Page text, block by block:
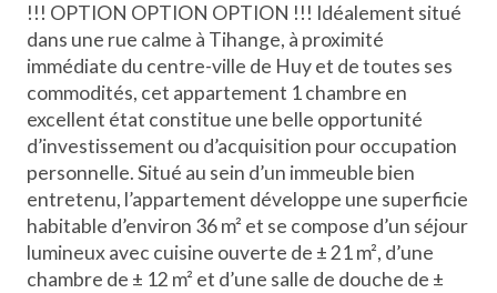
!!! OPTION OPTION OPTION !!! Idéalement situé
dans une rue calme à Tihange, à proximité
immédiate du centre-ville de Huy et de toutes ses
commodités, cet appartement 1 chambre en
excellent état constitue une belle opportunité
d’investissement ou d’acquisition pour occupation
personnelle. Situé au sein d’un immeuble bien
entretenu, l’appartement développe une superficie
habitable d’environ 36 m² et se compose d’un séjour
lumineux avec cuisine ouverte de ± 21 m², d’une
chambre de ± 12 m² et d’une salle de douche de ±